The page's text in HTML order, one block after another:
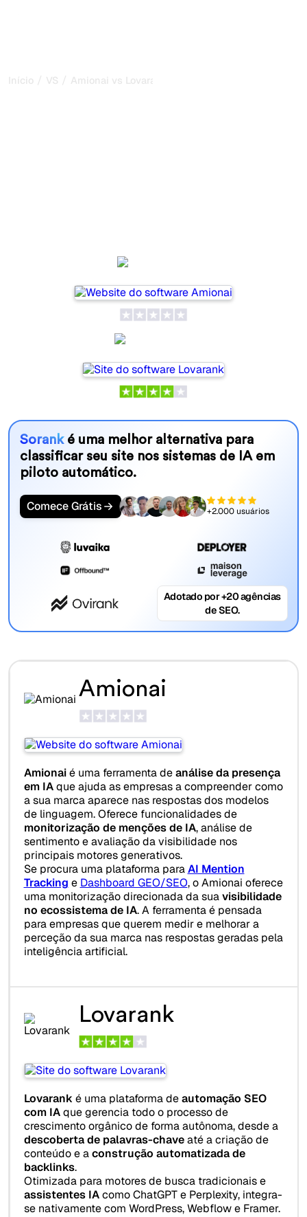
Início / VS / Amionai vs Lovarank
Sorank é uma melhor alternativa para
classificar seu site nos sistemas de IA em
piloto automático.
Comece Grátis +2.000 usuários
Adotado por +20 agências
de SEO.
Amionai
Amionaié uma ferramenta deanálise da presença
em IAque ajuda as empresas a compreender como
a sua marca aparece nas respostas dos modelos
de linguagem. Oferece funcionalidades de
monitorização de menções de IA, análise de
sentimento e avaliação da visibilidade nos
principais motores generativos.
Se procura uma plataforma paraAI Mention
Tracking e Dashboard GEO/SEO, o Amionai oferece
uma monitorização direcionada da suavisibilidade
no ecossistema de IA. A ferramenta é pensada
para empresas que querem medir e melhorar a
perceção da sua marca nas respostas geradas pela
inteligência artificial.
Lovarank
Lovarank é uma plataforma deautomação SEO
com IAque gerencia todo o processo de
crescimento orgânico de forma autônoma, desde a
descoberta de palavras-chaveaté a criação de
conteúdo e aconstrução automatizada de
backlinks.
Otimizada para motores de busca tradicionais e
assistentes IAcomo ChatGPT e Perplexity, integra-
se nativamente com WordPress, Webflow e Framer.